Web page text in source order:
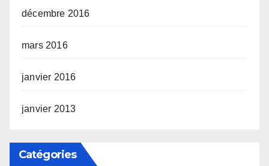
décembre 2016
mars 2016
janvier 2016
janvier 2013
Catégories